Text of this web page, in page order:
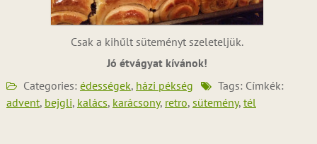
Csak a kihűlt süteményt szeleteljük.
Jó étvágyat kívánok!
Categories: édességek, házi pékség
Tags: Címkék:
advent, bejgli, kalács, karácsony, retro, sütemény, tél